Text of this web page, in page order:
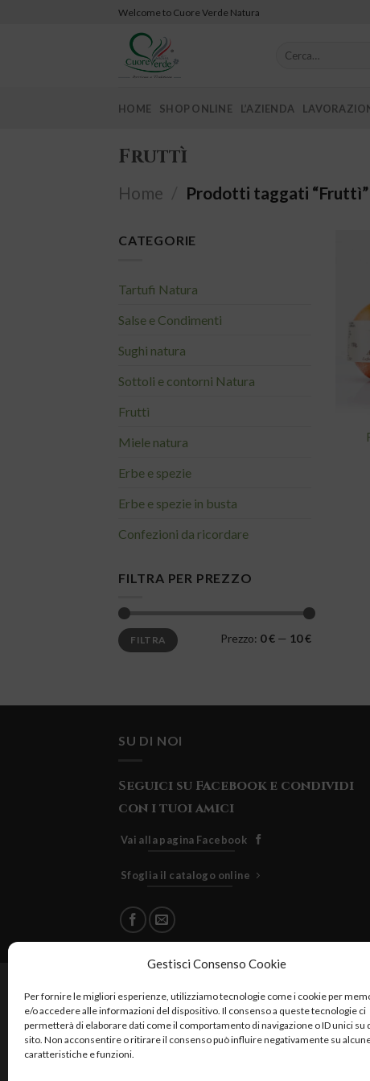
Gestisci Consenso Cookie
Per fornire le migliori esperienze, utilizziamo tecnologie come i cookie per
e/o accedere alle informazioni del dispositivo. Il consenso a queste tecnologie ci
permetterà di elaborare dati come il comportamento di navigazione o ID unici su
sito. Non acconsentire o ritirare il consenso può influire negativamente su
caratteristiche e funzioni.
Welcome to Cuore Verde Natura
Cerca:
HOME SHOP ONLINE L’AZIENDA
Fruttì
Home Prodotti taggati “Fruttì”
CATEGORIE
Tartufi Natura
Salse e Condimenti
Sughi natura
Sottoli e contorni Natura
Fruttì
Miele natura
Erbe e spezie
Erbe e spezie in busta
Confezioni da ricordare
FILTRA PER PREZZO
Prezzo
Min
Prezzo
MaxFILTRA Prezzo: 0 € — 10 €
SU DI NOI
Seguici su Facebook e condividi
con i tuoi amici
Vai alla pagina Facebook
Sfoglia il catalogo online
Cuore Verde Natura srls , via